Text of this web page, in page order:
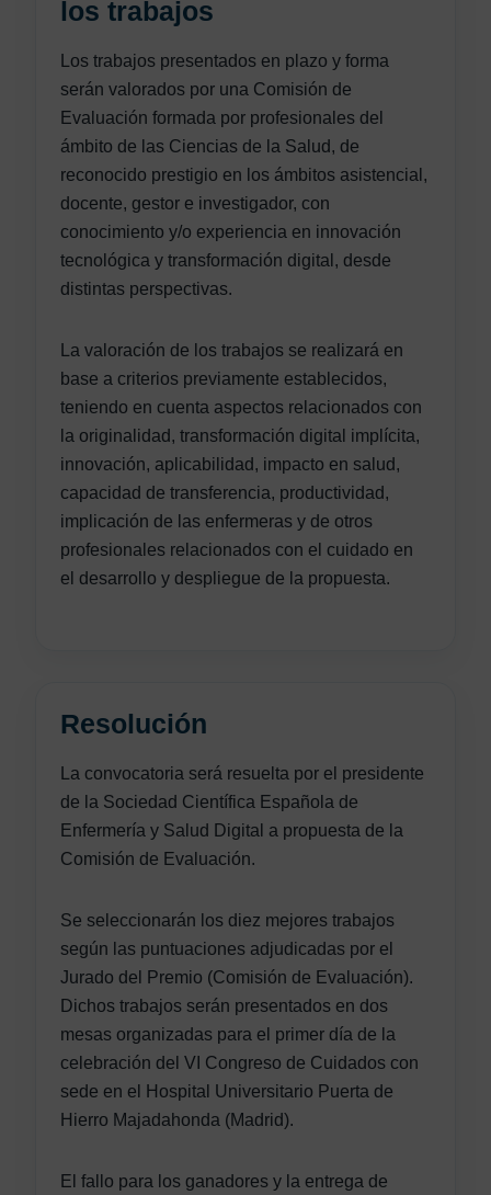
los trabajos
Los trabajos presentados en plazo y forma
serán valorados por una Comisión de
Evaluación formada por profesionales del
ámbito de las Ciencias de la Salud, de
reconocido prestigio en los ámbitos asistencial,
docente, gestor e investigador, con
conocimiento y/o experiencia en innovación
tecnológica y transformación digital, desde
distintas perspectivas.
La valoración de los trabajos se realizará en
base a criterios previamente establecidos,
teniendo en cuenta aspectos relacionados con
la originalidad, transformación digital implícita,
innovación, aplicabilidad, impacto en salud,
capacidad de transferencia, productividad,
implicación de las enfermeras y de otros
profesionales relacionados con el cuidado en
el desarrollo y despliegue de la propuesta.
Resolución
La convocatoria será resuelta por el presidente
de la Sociedad Científica Española de
Enfermería y Salud Digital a propuesta de la
Comisión de Evaluación.
Se seleccionarán los diez mejores trabajos
según las puntuaciones adjudicadas por el
Jurado del Premio (Comisión de Evaluación).
Dichos trabajos serán presentados en dos
mesas organizadas para el primer día de la
celebración del VI Congreso de Cuidados con
sede en el Hospital Universitario Puerta de
Hierro Majadahonda (Madrid).
El fallo para los ganadores y la entrega de